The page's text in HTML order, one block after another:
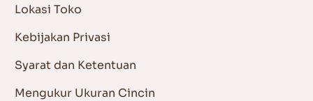
Lokasi Toko
Kebijakan Privasi
Syarat dan Ketentuan
Mengukur Ukuran Cincin